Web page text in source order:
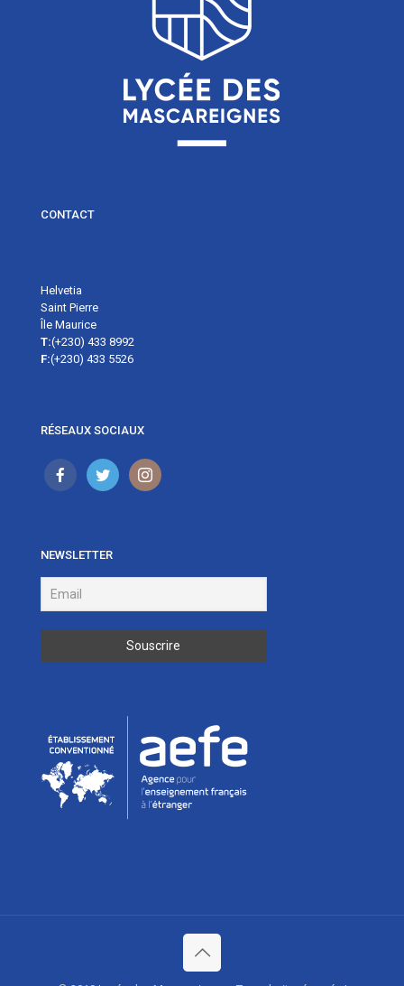
CONTACT
Helvetia
Saint Pierre
Île Maurice
T:(+230) 433 8992
F:(+230) 433 5526
RÉSEAUX SOCIAUX
NEWSLETTER